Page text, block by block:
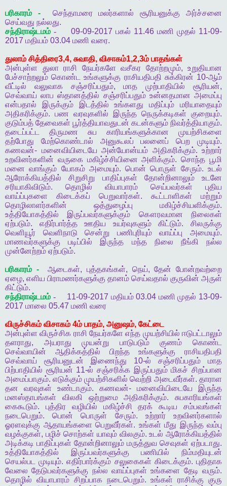
பரிகாரம் - செந்தாமரை மலர்களால் சூரியனுக்கு
அர்ச்சனை
செய்வது நல்லது.
சந்திராஷ்டமம் - 09-09-2017பகல் 11.46மணி முதல் 11-09-
2017 மதியம் 03.04 மணி வரை.
துலாம் சித்திரை3,4, சுவாதி, விசாகம்1,2,3ம் பாதங்கள்
அன்புள்ள
துலா ராசி நேயர்களே வசீகர தோற்றமும், உறுதியான
பேச்சாற்றலும் கொண்ட உங்களுக்கு ராசியதிபதி சுக்கிரன் 10-ஆம்
வீட்டில்
வலுவாக சஞ்சரிப்பதும்,மாத முற்பாதியில் சூரியன்,
செவ்வாய் லாப ஸ்தானத்தில் சஞ்சரிப்பதும் உன்னதமான அமைப்பு
என்பதால்
இருக்கும் இடத்தில் உங்களது மதிப்பும்
மரியாதையும்
அதிகரிக்கும். பண வரவுகளில் இருந்த நெருக்கடிகள் குறையும்.
குடும்பத் தேவைகள் பூர்த்தியாவதுடன் கடன்களும் நிவர்த்தியாகும்.
தடைப்பட்ட
திருமண சுப காரியங்களுக்கான
முயற்சிகளை
தற்போது
மேற்கொண்டால் அனுகூலப் பலனைப் பெற முடியும்.
கணவன்- மனைவியிடையே அன்யோன்யம் அதிகரிக்கும். உற்றார்
உறவினர்களின் வருகை மகிழ்ச்சியினை அளிக்கும்.சொந்த பூமி
மனை வாங்கும் யோகம் அமையும்.பொன் பொருள் சேரும்.உடல்
ஆரோக்கியத்தில்
சிறுசிறு பாதிப்புகள் தோன்றினாலும்
உடனே
சரியாகிவிடும். தொழில் வியாபாரம் செய்பவர்கள்
புதிய
வாய்ப்புகளை
கிடைக்கப் பெறுவார்கள். கூட்டாளிகள்
மற்றும்
தொழிலாளர்களின்
ஒத்துழைப்பு மகிழ்ச்சியளிக்கும்.
உத்தியோகத்தில்
இருப்பவர்களுக்கும் கௌரவமான
நிலைகள்
ஏற்படும். எதிர்பார்த்த ஊதிய உயர்வுகளும் கிட்டும்.சிலருக்கு
வெளியூர்
வெளிநாடு சென்று பணிபுரியும் வாய்ப்பு அமையும்.
மாணவர்களுக்கு
படிப்பில் இருந்த மந்த நிலை நீங்கி
நல்ல
முன்னேற்றம் ஏற்படும்.
பரிகாரம் - ஆடைகள், புத்தகங்கள், நெய்,தேன் போன்றவற்றை
ஏழை, எளிய பிராமணர்களுக்கு தானம் செய்வதால் குருவின் அருள்
கிட்டும்.
சந்திராஷ்டமம் - 11-09-2017 மதியம்03.04 மணி முதல் 13-09-
2017 மாலை 05.47 மணி வரை
விருச்சிகம் விசாகம் 4ம் பாதம், அனுஷம், கேட்டை
அன்புள்ள விருச்சிக ராசி நேயர்களே எந்த முயற்சியில் ஈடுபட்டாலும்
தளராது, அயராது முயன்று பாடுபடும் குணம்
கொண்ட
செவ்வாயின்
ஆதிக்கத்தில் பிறந்த உங்களுக்கு
ராசியதிபதி
செவ்வாய்
சூரியனுடன் இணைந்து 10-ல் சஞ்சரிப்பதும்
மாத
பிற்பாதியில் சூரியன் 11-ல் சஞ்சரிக்க இருப்பதும் மிகச் சிறப்பான
அமைப்பாகும். எடுக்கும் முயற்சிகளில் வெற்றி அடைவீர்கள். தாராள
தன
வரவுகள் உண்டாகும். கணவன்- மனைவியிடையே
இருந்த
மனஸ்தாபங்கள்
விலகி ஒற்றுமை அதிகரிக்கும். சுபகாரியங்கள்
கைகூடும். புத்திர வழியில் மகிழ்ச்சி தரக் கூடிய
சம்பவங்கள்
நடைபெறும்.பொன் பொருள் சேரும். உற்றார்
உறவினர்களால்
ஓரளவுக்கு ஆதாயங்களை பெறுவீர்கள். உங்கள் மீது இருந்த வம்பு
வழக்குகள், பழிச் சொற்கள் யாவும் விலகும்.உடல் ஆரோக்கியத்தில்
அடிக்கடி பாதிப்புகள் தோன்றினாலும் மருத்துவ செவுகள் ஏற்படாது.
உத்தியோகத்தில்
இருப்பவர்களுக்கு பணியில்
நிம்மதியுடன்
செயல்பட
முடியும்.எதிர்பார்க்கும் சலுகைகள் கிடைக்கும்.புதிதாக
வேலை தேடுபவர்களுக்கு நல்ல வாய்ப்புகள் உங்களை தேடி வரும்.
தொழில் வியாபாரம் சிறப்பாக நடைபெறும்.உங்கள் ராசிக்கு குரு